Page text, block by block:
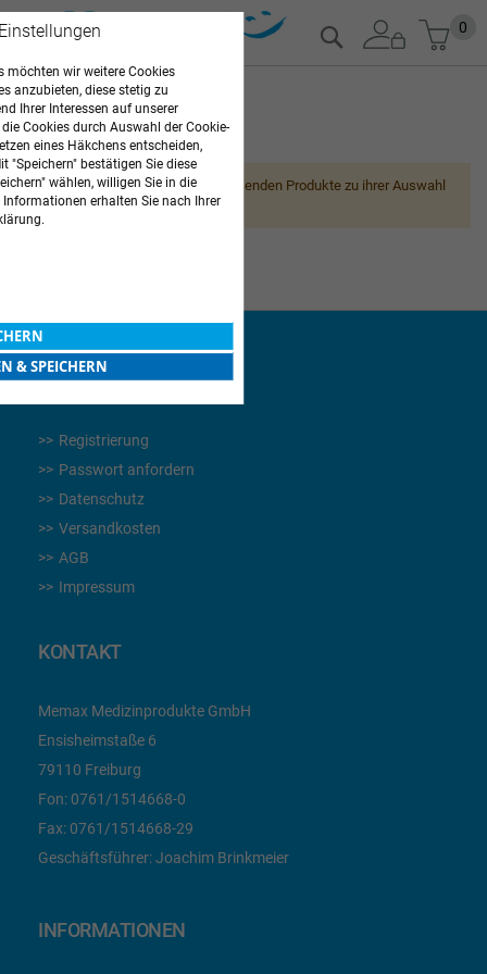
Zum
Inhalt
0
Suche
Leider können wir keine passenden Produkte zu ihrer Auswahl
finden.
PFLEGEBEDARF
WEITERES
Registrierung
Passwort anfordern
Datenschutz
Versandkosten
AGB
Impressum
KONTAKT
Memax Medizinprodukte GmbH
Ensisheimstaße 6
79110 Freiburg
Fon: 0761/1514668-0
Fax: 0761/1514668-29
Geschäftsführer: Joachim Brinkmeier
INFORMATIONEN
möchten wir weitere Cookies
anzubieten, diese stetig zu
Ihrer Interessen auf unserer
Cookies durch Auswahl der Cookie-
eines Häkchens entscheiden,
"Speichern" bestätigen Sie diese
wählen, willigen Sie in die
erhalten Sie nach Ihrer
& SPEICHERN